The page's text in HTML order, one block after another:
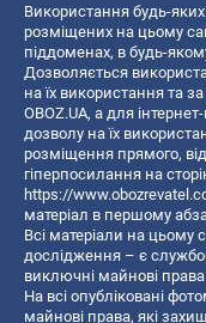
Використання будь-яких
розміщених на цьому
піддоменах, в будь-
Дозволяється
на їх використання та
OBOZ.UA, а для
дозволу на їх
розміщення прямого,
гіперпосилання на
https://
матеріал в першому
Всі матеріали на цьому
дослідження – є
виключні майнові
На всі опубліковані
майнові права, які